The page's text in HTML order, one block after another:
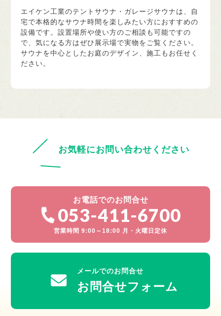
エイケン工業のテントサウナ・ガレージサウナは、自
宅で本格的なサウナ時間を楽しみたい方におすすめの
設備です。設置場所や使い方のご相談も可能ですの
で、気になる方はぜひ展示場で実物をご覧ください。
サウナを中心としたお庭のデザイン、施工もお任せく
ださい。
お気軽にお問い合わせください
お電話でのお問合せ
053-411-6700
営業時間 9:00～18:00 月・火曜日定休
メールでのお問合せ
お問合せフォーム